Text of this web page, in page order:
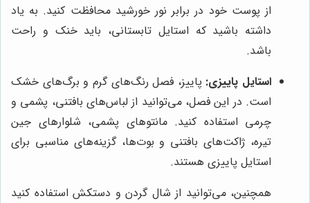
از پوست خود در برابر نور خورشید محافظت کنید. به یاد
داشته باشید که استایل تابستانی، باید خنک و راحت
باشد.
استایل پاییزی: پاییز، فصل رنگ‌های گرم و برگ‌های خشک
است. در این فصل، می‌توانید از لباس‌های بافتنی، پشمی و
چرمی استفاده کنید. مانتوهای پشمی، شلوارهای جین
تیره، ژاکت‌های بافتنی و بوت‌ها، گزینه‌های مناسبی برای
استایل پاییزی هستند.
همچنین، می‌توانید از شال گردن و دستکش استفاده کنید